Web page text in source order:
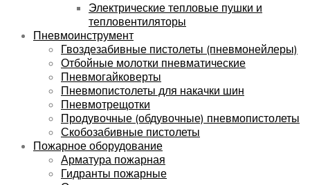
Электрические тепловые пушки и
тепловентиляторы
Пневмоинструмент
Гвоздезабивные пистолеты (пневмонейлеры)
Отбойные молотки пневматические
Пневмогайковерты
Пневмопистолеты для накачки шин
Пневмотрещотки
Продувочные (обдувочные) пневмопистолеты
Скобозабивные пистолеты
Пожарное оборудование
Арматура пожарная
Гидранты пожарные